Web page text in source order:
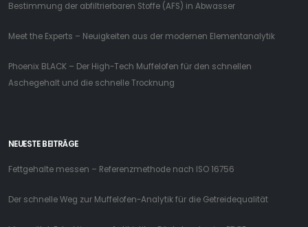
Bestimmung der abfiltrierbaren Stoffe (AFS) in Abwasser
Meet the Experts – Neuigkeiten aus der modernen Elementanalytik
Phoenix BLACK – Der High-Tech Muffelofen für den schnellen
Aschegehalt und die schnelle Trocknung
NEUESTE BEITRÄGE
Fettgehalte messen – Referenzmethode nach ISO 16756
Der schnelle Weg zur Muffelofen-Analytik für die Getreidequalität